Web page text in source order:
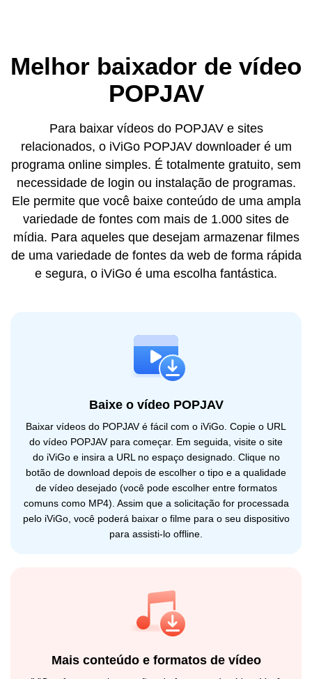
Melhor baixador de vídeo
POPJAV
Para baixar vídeos do POPJAV e sites
relacionados, o iViGo POPJAV downloader é um
programa online simples. É totalmente gratuito, sem
necessidade de login ou instalação de programas.
Ele permite que você baixe conteúdo de uma ampla
variedade de fontes com mais de 1.000 sites de
mídia. Para aqueles que desejam armazenar filmes
de uma variedade de fontes da web de forma rápida
e segura, o iViGo é uma escolha fantástica.
Baixe o vídeo POPJAV
Baixar vídeos do POPJAV é fácil com o iViGo. Copie o URL
do vídeo POPJAV para começar. Em seguida, visite o site
do iViGo e insira a URL no espaço designado. Clique no
botão de download depois de escolher o tipo e a qualidade
de vídeo desejado (você pode escolher entre formatos
comuns como MP4). Assim que a solicitação for processada
pelo iViGo, você poderá baixar o filme para o seu dispositivo
para assisti-lo offline.
Mais conteúdo e formatos de vídeo